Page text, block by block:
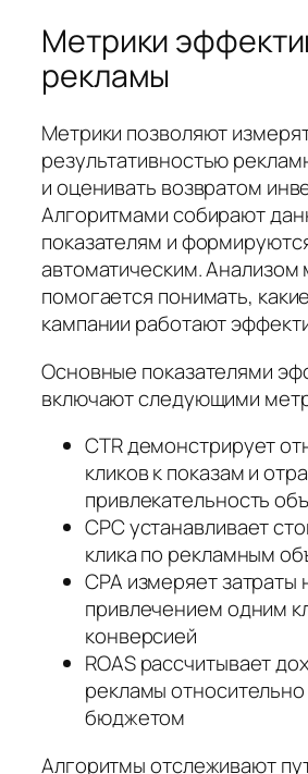
Метрики
рекламы
Метрики позволяют
результативностью
и оценивать возвратом
Алгоритмами собирают
показателям и
автоматическим. Анализом
помогается понимать,
кампании работают
Основные показателями
включают следующими
CTR демонстрирует
кликов к показам и
привлекательность
CPC устанавливает
клика по рекламным
CPA измеряет затраты
привлечением одним
конверсией
ROAS рассчитывает
рекламы
бюджетом
Алгоритмы отслеживают